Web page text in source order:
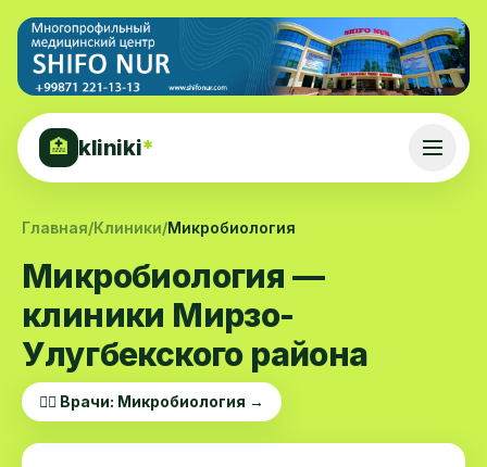
🏥 kliniki*
Главная/Клиники/Микробиология
Микробиология —
клиники Мирзо-
Улугбекского района
👨‍⚕️ Врачи: Микробиология →